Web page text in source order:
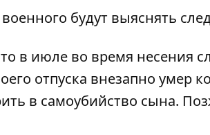
будут выяснять
в июле во время несения
отпуска внезапно умер
в самоубийство сына.